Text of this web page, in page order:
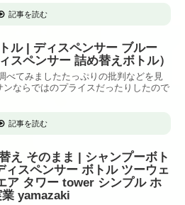
記事を読む
ル | ディスペンサー ブルー
スペンサー 詰め替えボトル）
べてみましたたっぷりの批判などを見
ならではのプライスだったりしたので
記事を読む
え そのまま | シャンプーボト
スペンサー ボトル ツーウェ
ア タワー tower シンプル ホ
yamazaki